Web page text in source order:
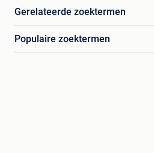
Gerelateerde zoektermen
Populaire zoektermen